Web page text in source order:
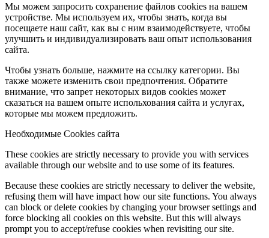
Мы можем запросить сохранение файлов cookies на вашем
устройстве. Мы используем их, чтобы знать, когда вы
посещаете наш сайт, как вы с ним взаимодействуете, чтобы
улучшить и индивидуализировать ваш опыт использования
сайта.
Чтобы узнать больше, нажмите на ссылку категории. Вы
также можете изменить свои предпочтения. Обратите
внимание, что запрет некоторых видов cookies может
сказаться на вашем опыте испольхования сайта и услугах,
которые мы можем предложить.
Необходимые Cookies сайта
These cookies are strictly necessary to provide you with services
available through our website and to use some of its features.
Because these cookies are strictly necessary to deliver the website,
refusing them will have impact how our site functions. You always
can block or delete cookies by changing your browser settings and
force blocking all cookies on this website. But this will always
prompt you to accept/refuse cookies when revisiting our site.